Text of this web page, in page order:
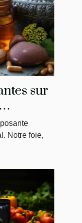
sur
les
Notre foie,